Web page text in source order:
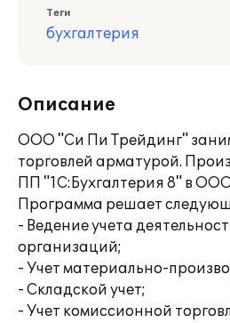
Теги
бухгалтерия
Описание
ООО "Си Пи Трейдинг"
торговлей арматурой.
ПП "1С:Бухгалтерия 8" в
Программа решает
- Ведение учета
организаций;
- Учет материально-
- Складской учет;
- Учет комиссионной